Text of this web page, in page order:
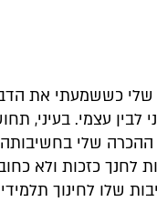
שלי כששמעתי את
לבין עצמי. בעיני,
שלי
לחנך כזכות ולא
שלו לחינוך